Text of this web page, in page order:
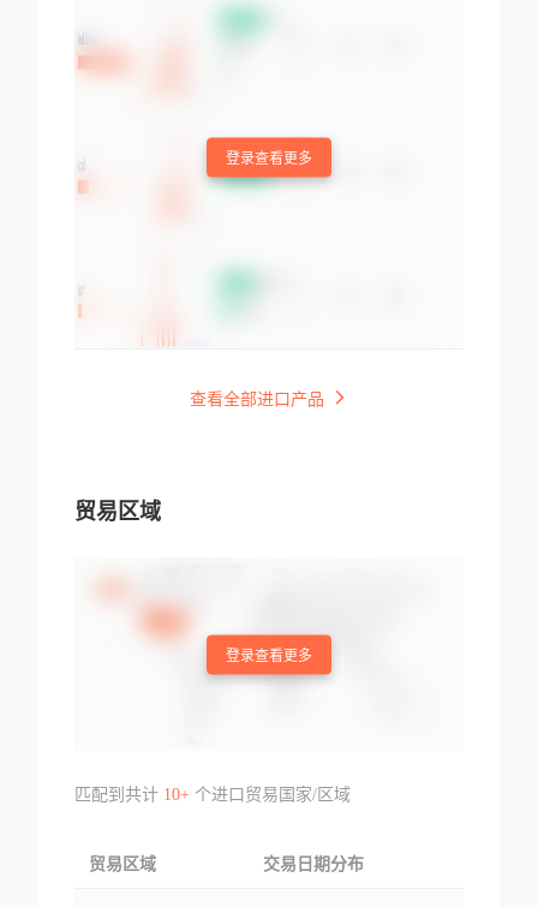
登录查看更多
查看全部进口产品
贸易区域
登录查看更多
匹配到共计 10+个进口贸易国家/区域
贸易区域 交易日期分布